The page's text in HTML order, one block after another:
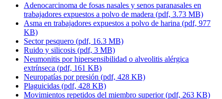
Adenocarcinoma de fosas nasales y senos paranasales en
trabajadores expuestos a polvo de madera (pdf, 3.73 MB)
Asma en trabajadores expuestos a polvo de harina (pdf, 977
KB)
Sector pesquero (pdf, 16.3 MB)
Ruido y silicosis (pdf, 3 MB)
Neumonitis por hipersensibilidad o alveolitis alérgica
extrínseca (pdf, 161 KB)
Neuropatías por presión (pdf, 428 KB)
Plaguicidas (pdf, 428 KB)
Movimientos repetidos del miembro superior (pdf, 263 KB)